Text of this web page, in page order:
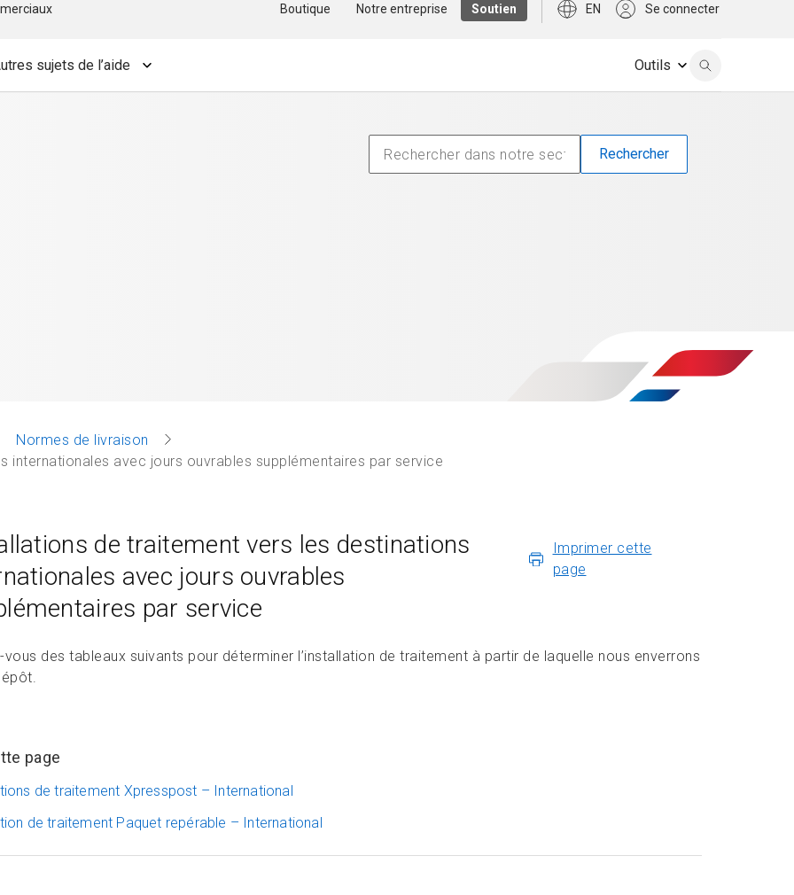
Boutique Notre entreprise Soutien EN Se connecter
sujets de l’aide Outils
Normes de livraison
internationales avec jours ouvrables supplémentaires par service
de traitement vers les destinations
avec jours ouvrables
par service
Imprimer cette
page
vous des tableaux suivants pour déterminer l’installation de traitement à partir de laquelle nous enverrons
page
de traitement Xpresspost – International
de traitement Paquet repérable – International